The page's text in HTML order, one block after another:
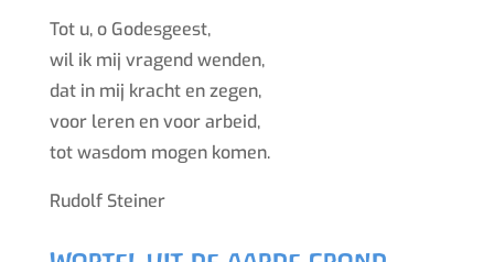
Tot u, o Godesgeest,
wil ik mij vragend wenden,
dat in mij kracht en zegen,
voor leren en voor arbeid,
tot wasdom mogen komen.
Rudolf Steiner